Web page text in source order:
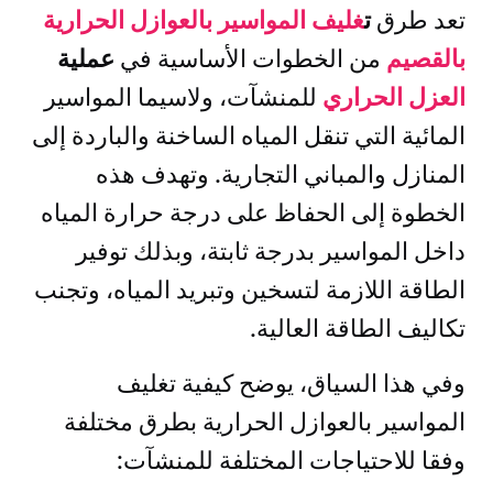
تعد طرقتغليف المواسير بالعوازل الحرارية
بالقصيم من الخطوات الأساسية في عملية
العزل الحراري للمنشآت، ولاسيما المواسير
المائية التي تنقل المياه الساخنة والباردة إلى
المنازل والمباني التجارية. وتهدف هذه
الخطوة إلى الحفاظ على درجة حرارة المياه
داخل المواسير بدرجة ثابتة، وبذلك توفير
الطاقة اللازمة لتسخين وتبريد المياه، وتجنب
تكاليف الطاقة العالية.
وفي هذا السياق، يوضح كيفية تغليف
المواسير بالعوازل الحرارية بطرق مختلفة
وفقا للاحتياجات المختلفة للمنشآت: